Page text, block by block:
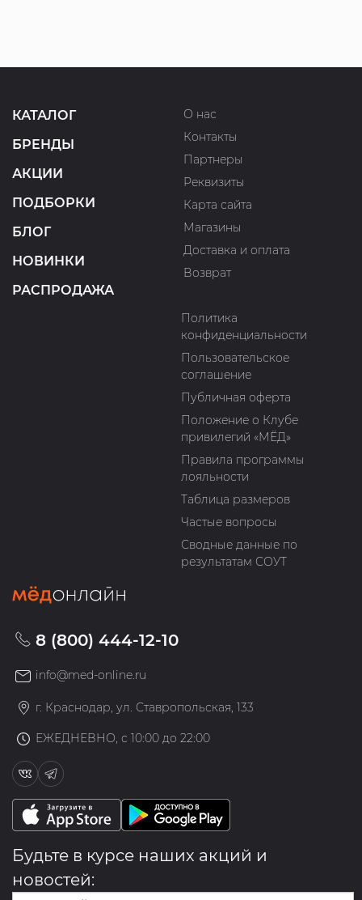
КАТАЛОГ
БРЕНДЫ
АКЦИИ
ПОДБОРКИ
БЛОГ
НОВИНКИ
РАСПРОДАЖА
О нас
Контакты
Партнеры
Реквизиты
Карта сайта
Магазины
Доставка и оплата
Возврат
Политика
конфиденциальности
Пользовательское
соглашение
Публичная оферта
Положение о Клубе
привилегий «МЁД»
Правила программы
лояльности
Таблица размеров
Частые вопросы
Сводные данные по
результатам СОУТ
8 (800) 444-12-10
info@med-online.ru
г. Краснодар, ул. Ставропольская, 133
ЕЖЕДНЕВНО, с 10:00 до 22:00
Будьте в курсе наших акций и
новостей: